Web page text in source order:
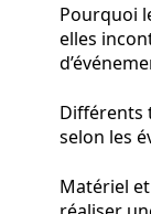
Pourquoi
elles
Différents
selon les
Matériel